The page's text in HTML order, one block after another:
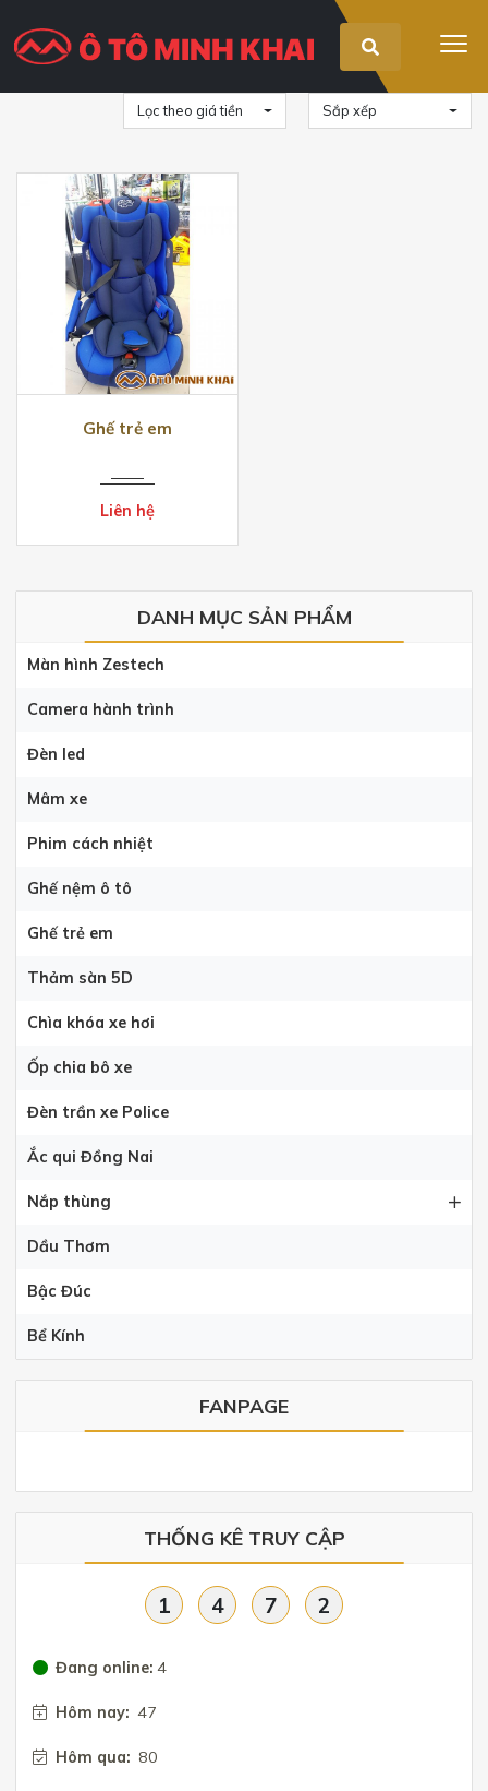
DANH MỤC SẢN PHẨM
Màn hình Zestech
Camera hành trình
Đèn led
Mâm xe
Phim cách nhiệt
Ghế nệm ô tô
Ghế trẻ em
Thảm sàn 5D
Chìa khóa xe hơi
Ốp chia bô xe
Đèn trần xe Police
Ắc qui Đồng Nai
Nắp thùng
Dầu Thơm
Bậc Đúc
Bể Kính
FANPAGE
THỐNG KÊ TRUY CẬP
1 4 7 2
Đang online: 4
Hôm nay: 47
Hôm qua: 80
Lọc theo giá tiền Sắp xếp
Ghế trẻ em
Liên hệ